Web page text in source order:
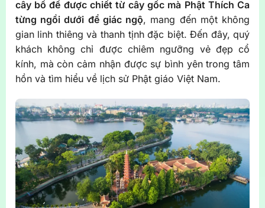
cây bồ đề được chiết từ cây gốc mà Phật Thích Ca
từng ngồi dưới để giác ngộ, mang đến một không
gian linh thiêng và thanh tịnh đặc biệt. Đến đây, quý
khách không chỉ được chiêm ngưỡng vẻ đẹp cổ
kính, mà còn cảm nhận được sự bình yên trong tâm
hồn và tìm hiểu về lịch sử Phật giáo Việt Nam.